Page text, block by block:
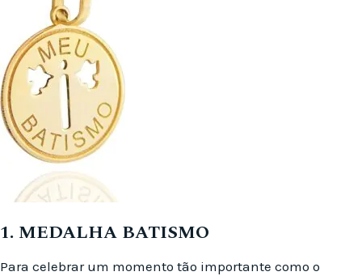
1. MEDALHA BATISMO
Para celebrar um momento tão importante como o